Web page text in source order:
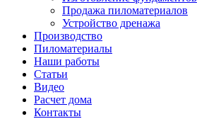
Продажа пиломатериалов
Устройство дренажа
Производство
Пиломатериалы
Наши работы
Статьи
Видео
Расчет дома
Контакты